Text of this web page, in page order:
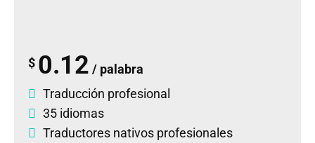
$ 0.12 / palabra
Traducción profesional
35 idiomas
Traductores nativos profesionales